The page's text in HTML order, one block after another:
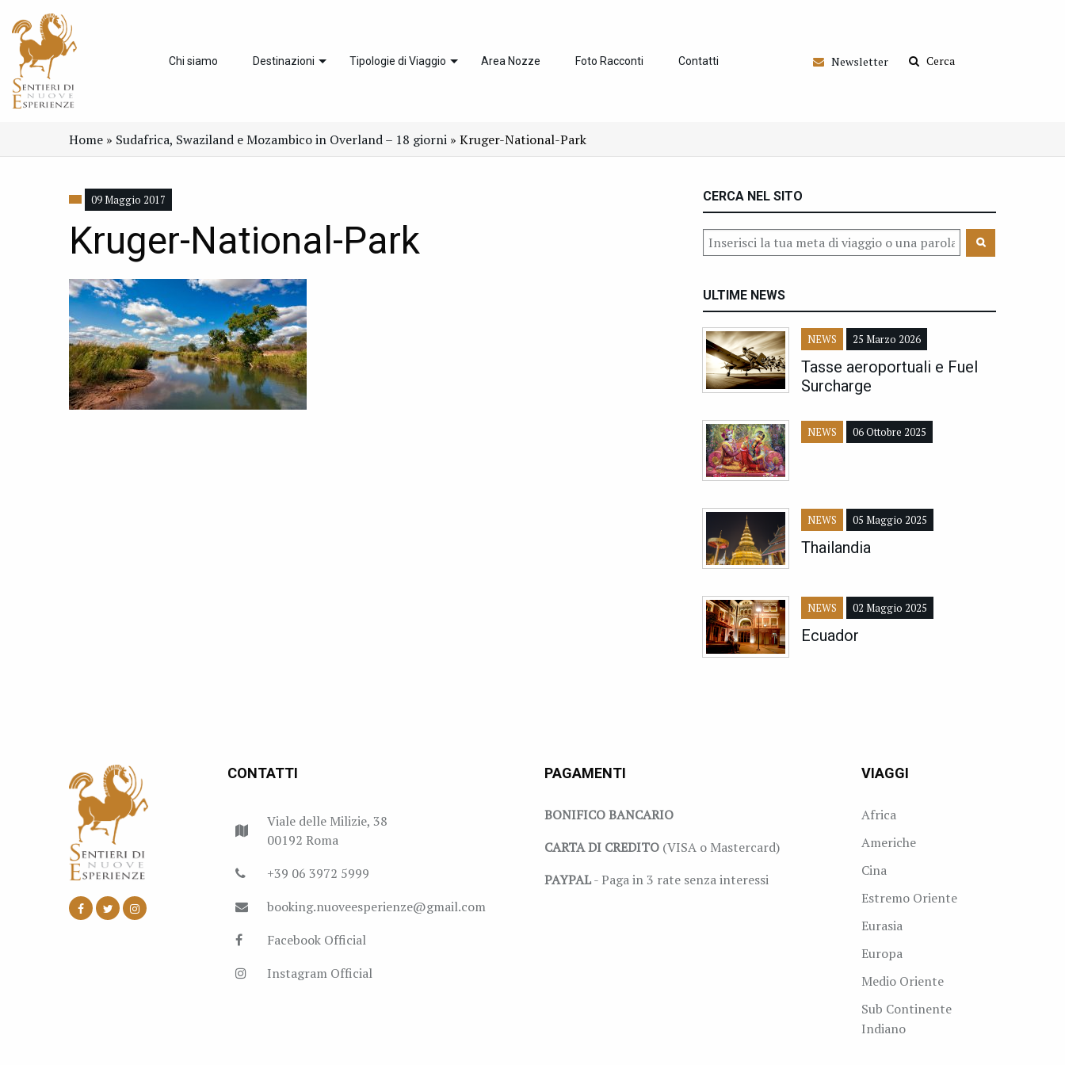
Chi siamo Destinazioni Tipologie di Viaggio Area Nozze Foto Racconti Contatti Newsletter Cerca
Home » Sudafrica, Swaziland e Mozambico in Overland – 18 giorni » Kruger-National-Park
09 Maggio 2017
Kruger-National-Park
CERCA NEL SITO
ULTIME NEWS
NEWS 25 Marzo 2026
Tasse aeroportuali e Fuel
Surcharge
NEWS 06 Ottobre 2025
NEWS 05 Maggio 2025
Thailandia
NEWS 02 Maggio 2025
Ecuador
CONTATTI
Viale delle Milizie, 38
00192 Roma
+39 06 3972 5999
booking.nuoveesperienze@gmail.com
Facebook Official
Instagram Official
PAGAMENTI
BONIFICO BANCARIO
CARTA DI CREDITO(VISA o Mastercard)
PAYPAL- Paga in 3 rate senza interessi
VIAGGI
Africa
Americhe
Cina
Estremo Oriente
Eurasia
Europa
Medio Oriente
Sub Continente
Indiano